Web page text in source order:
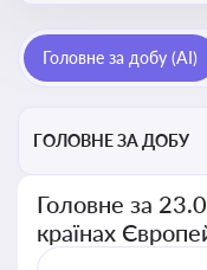
Головне за добу (AI)
ГОЛОВНЕ ЗА ДОБУ
Головне за
країнах